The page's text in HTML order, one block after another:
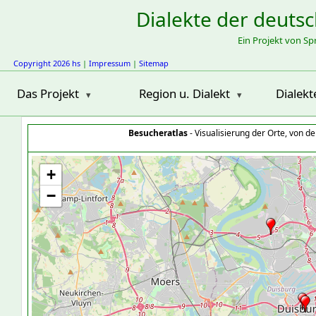
Dialekte der
Ein Projekt von
Copyright 2026 hs | Impressum | Sitemap
Das Projekt Region u. Dialekt
Besucheratlas- Visualisierung der Orte, von
+
−